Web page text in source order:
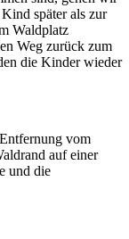
später als zur
Waldplatz
Weg zurück zum
die Kinder wieder
vom
auf einer
und die